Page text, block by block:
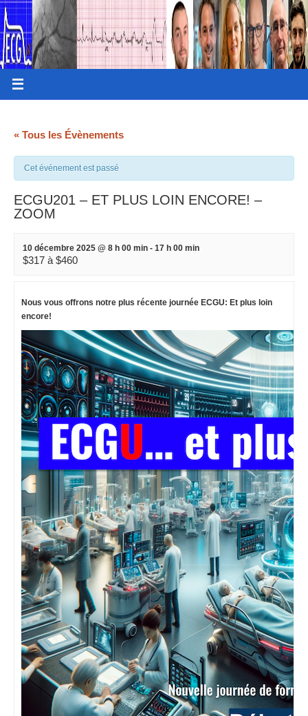
« Tous les Évènements
Cet événement est passé
ECGU201 – ET PLUS LOIN ENCORE! –
ZOOM
10 décembre 2025 @ 8 h 00 min - 17 h 00 min
$317 à $460
Nous vous offrons notre plus récente journée ECGU: Et plus loin
encore!